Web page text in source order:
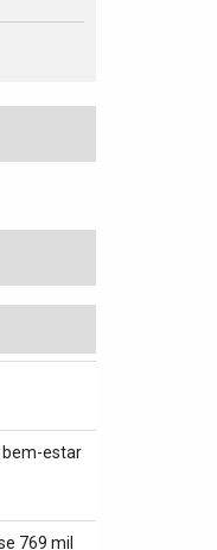
bem-estar
769 mil